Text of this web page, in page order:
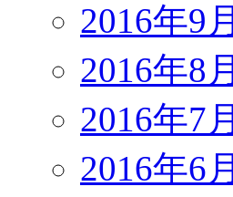
2016年9月
2016年8月
2016年7月
2016年6月